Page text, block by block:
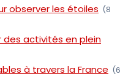
observer les étoiles (8
des activités en plein
à travers la France (6